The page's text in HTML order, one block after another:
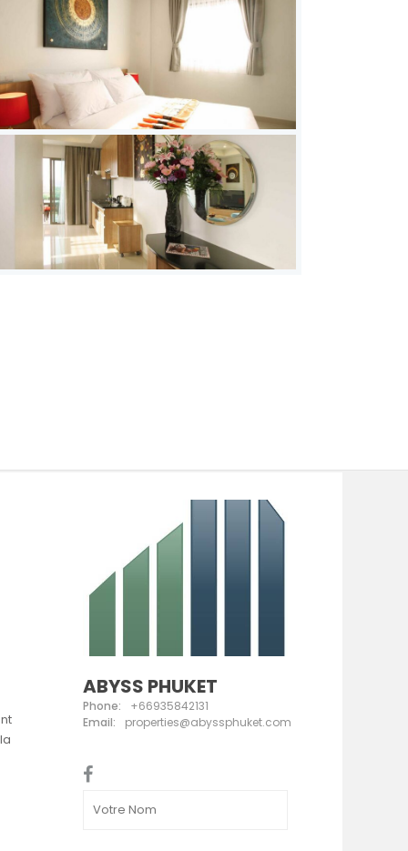
ABYSS PHUKET
Phone:
+66935842131
Email:
properties@abyssphuket.com